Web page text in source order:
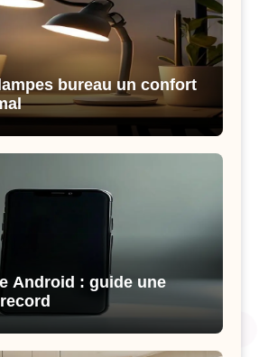
bureau un confort
Android : guide une